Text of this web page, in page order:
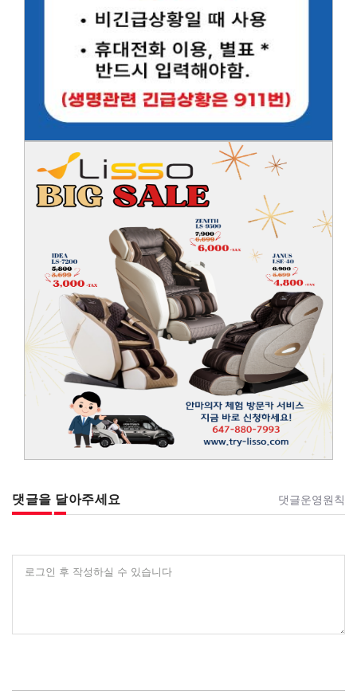
댓글을 달아주세요 댓글운영원칙
로그인 후 작성하실 수 있습니다